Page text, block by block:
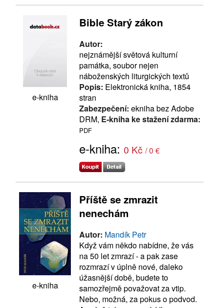
e-kniha
Bible Starý zákon
Autor:
nejznámější světová kulturní
památka, soubor nejen
náboženských liturgických textů
Popis: Elektronická kniha, 1854
stran
Zabezpečení: ekniha bez Adobe
DRM, E-kniha ke stažení zdarma:
PDF
e-kniha: 0 Kč / 0 €
e-kniha
Příště se zmrazit
nenechám
Autor: Mandík Petr
Když vám někdo nabídne, že vás
na 50 let zmrazí - a pak zase
rozmrazí v úplně nové, daleko
úžasnější době, budete to
samozřejmě považovat za vtip.
Nebo, možná, za pokus o podvod.